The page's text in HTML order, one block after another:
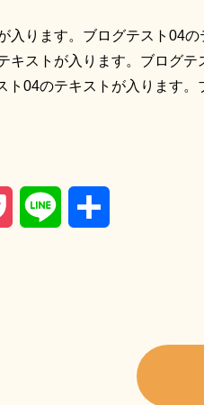
入ります。ブログテスト04
キストが入ります。ブログ
ト04のテキストが入ります
Pocket Line